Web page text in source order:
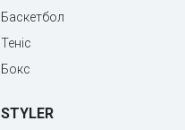
Баскетбол
Теніс
Бокс
STYLER